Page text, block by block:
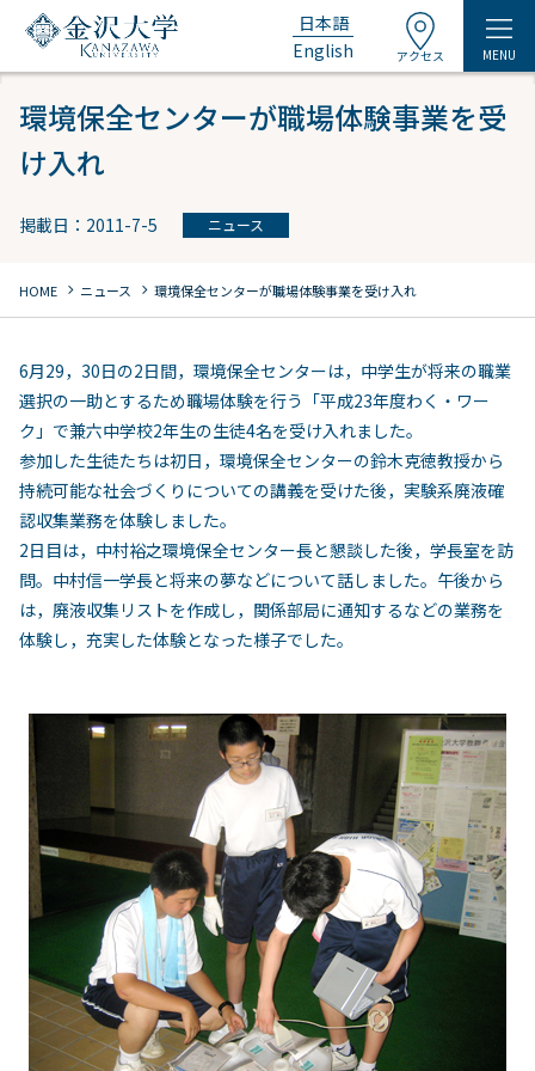
日本語
English
アクセス MENU
環境保全センターが職場体験事業を受
け入れ
掲載日：2011-7-5 ニュース
HOME chevron_right ニュース chevron_right 環境保全センターが職場体験事業を受け入れ
6月29，30日の2日間，環境保全センターは，中学生が将来の職業
選択の一助とするため職場体験を行う「平成23年度わく・ワー
ク」で兼六中学校2年生の生徒4名を受け入れました。
参加した生徒たちは初日，環境保全センターの鈴木克徳教授から
持続可能な社会づくりについての講義を受けた後，実験系廃液確
認収集業務を体験しました。
2日目は，中村裕之環境保全センター長と懇談した後，学長室を訪
問。中村信一学長と将来の夢などについて話しました。午後から
は，廃液収集リストを作成し，関係部局に通知するなどの業務を
体験し，充実した体験となった様子でした。